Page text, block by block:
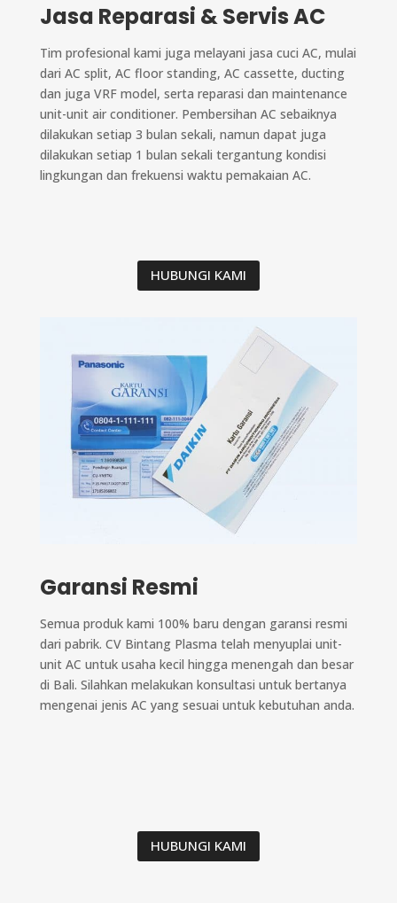
Jasa Reparasi & Servis AC
Tim profesional kami juga melayani jasa cuci AC, mulai
dari AC split, AC floor standing, AC cassette, ducting
dan juga VRF model, serta reparasi dan maintenance
unit-unit air conditioner. Pembersihan AC sebaiknya
dilakukan setiap 3 bulan sekali, namun dapat juga
dilakukan setiap 1 bulan sekali tergantung kondisi
lingkungan dan frekuensi waktu pemakaian AC.
HUBUNGI KAMI
Garansi Resmi
Semua produk kami 100% baru dengan garansi resmi
dari pabrik. CV Bintang Plasma telah menyuplai unit-
unit AC untuk usaha kecil hingga menengah dan besar
di Bali. Silahkan melakukan konsultasi untuk bertanya
mengenai jenis AC yang sesuai untuk kebutuhan anda.
HUBUNGI KAMI